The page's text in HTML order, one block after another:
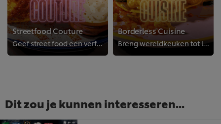
Streetfood Couture
Geef street food een verfijnde upgrade met focus op vakmanschap, herkomst en storytelling. Breng gerechten tot leven met passie...
Borderless Cuisine
Breng wereldkeuken tot leven met authentieke smaken en vakmanschap. Laat gerechten spreken met culturele roots, creativiteit en...
Dit zou je kunnen interesseren...